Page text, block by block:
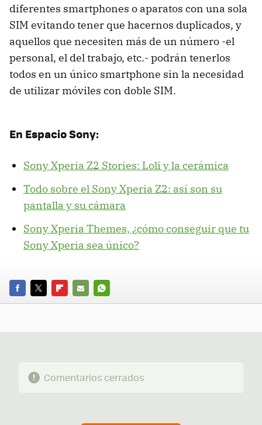
diferentes smartphones o aparatos con una sola
SIM evitando tener que hacernos duplicados, y
aquellos que necesiten más de un número -el
personal, el del trabajo, etc.- podrán tenerlos
todos en un único smartphone sin la necesidad
de utilizar móviles con doble SIM.
En Espacio Sony:
Sony Xperia Z2 Stories: Loli y la cerámica
Todo sobre el Sony Xperia Z2: así son su
pantalla y su cámara
Sony Xperia Themes, ¿cómo conseguir que tu
Sony Xperia sea único?
FACEBOOK
TWITTERFLIPBOARD
E-
WHATSAPP
Comentarios cerrados